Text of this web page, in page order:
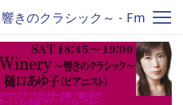
きのクラシック～ - Fm